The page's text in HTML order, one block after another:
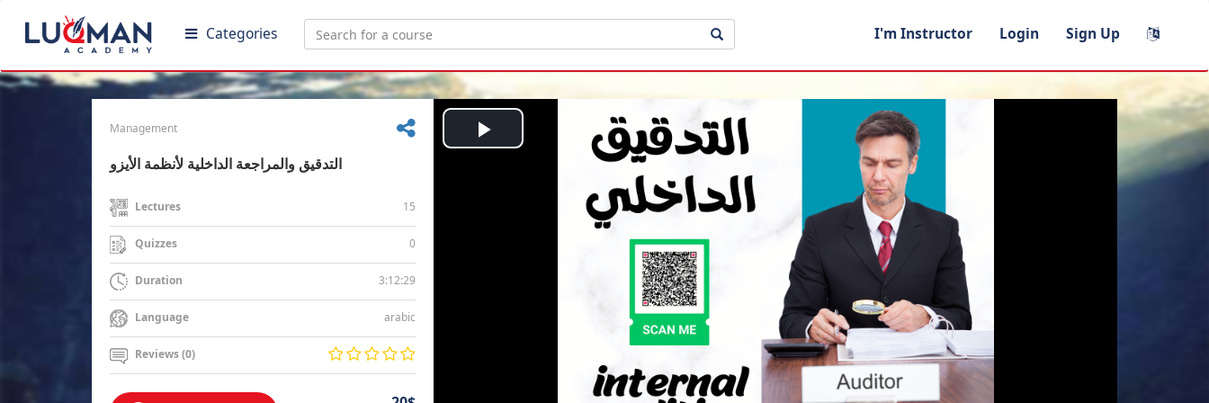
Categories I'm Instructor Login Sign Up
Management
التدقيق والمراجعة الداخلية لأنظمة الأيزو
Lectures 15
Quizzes 0
Duration 3:12:29
Language arabic
Reviews (0)
Play